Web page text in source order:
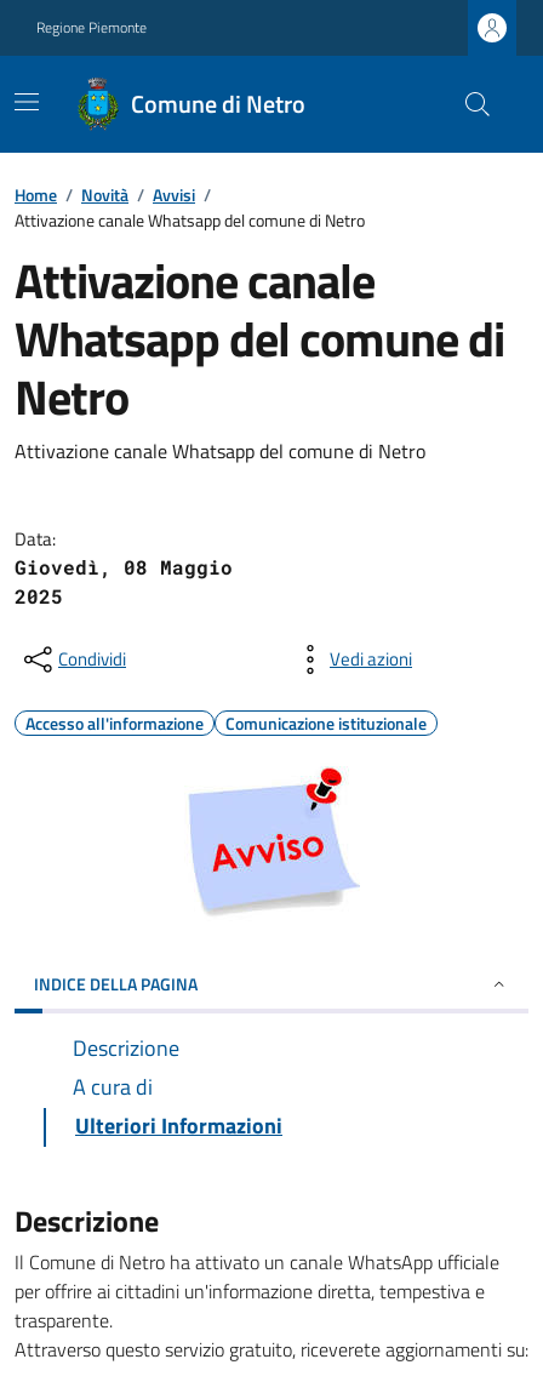
Regione Piemonte
Comune di Netro
Home / Novità / Avvisi /
Attivazione canale Whatsapp del comune di Netro
Attivazione canale
Whatsapp del comune di
Netro
Attivazione canale Whatsapp del comune di Netro
Data:
Giovedì, 08 Maggio
2025
Condividi Vedi azioni
Accesso all'informazione Comunicazione istituzionale
INDICE DELLA PAGINA
Descrizione
A cura di
Ulteriori Informazioni
Descrizione
Il Comune di Netro ha attivato un canale WhatsApp ufficiale
per offrire ai cittadini un'informazione diretta, tempestiva e
trasparente.
Attraverso questo servizio gratuito, riceverete aggiornamenti su: